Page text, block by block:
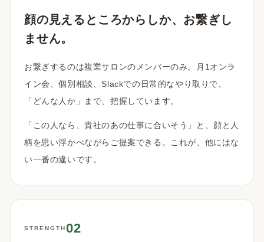
顔の見えるところからしか、お繋ぎし
ません。
お繋ぎするのは複業サロンのメンバーのみ。月1オンラ
イン会、個別相談、Slackでの日常的なやり取りで、
「どんな人か」まで、把握しています。
「この人なら、貴社のあの仕事に合いそう」と、顔と人
柄を思い浮かべながらご提案できる。これが、他にはな
い一番の違いです。
STRENGTH02